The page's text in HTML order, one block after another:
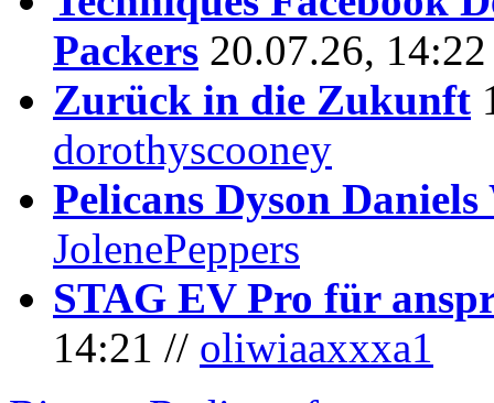
Packers 20.07.26,
Zurück in die Zukunft
dorothyscooney
Pelicans Dyson
JolenePeppers
STAG EV Pro für
14:21 // oliwiaaxxxa1